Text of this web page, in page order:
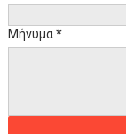
Μήνυμα*